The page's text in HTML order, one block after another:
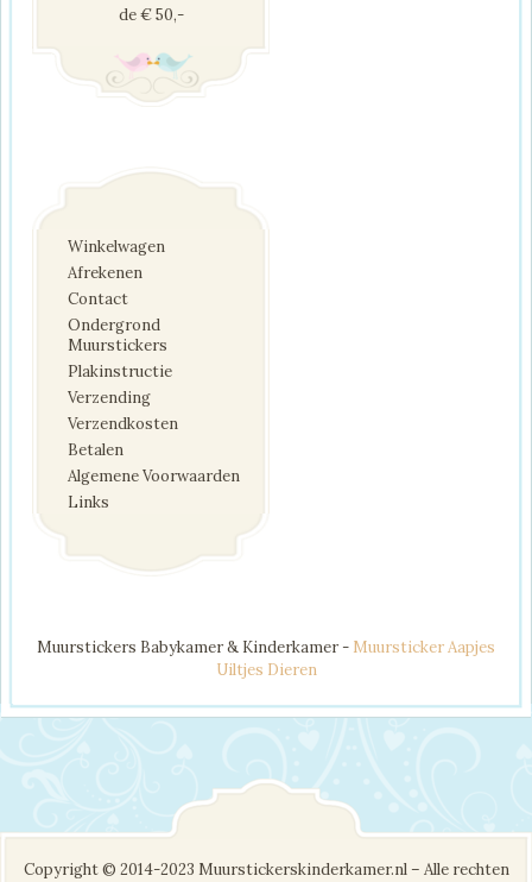
de € 50,-
Winkelwagen
Afrekenen
Contact
Ondergrond
Muurstickers
Plakinstructie
Verzending
Verzendkosten
Betalen
Algemene Voorwaarden
Links
Muurstickers Babykamer & Kinderkamer - Muursticker Aapjes
Uiltjes Dieren
Copyright © 2014-2023 Muurstickerskinderkamer.nl – Alle rechten